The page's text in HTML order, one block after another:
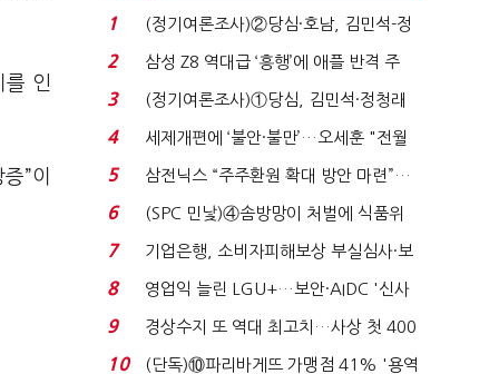
를 인
”이
1
(정기여론조사)②당심·호남, 김민석-정
청래 '초접전'...
2
삼성 Z8 역대급 ‘흥행’에 애플 반격 주
목…9월 ‘폴...
3
(정기여론조사)①당심, 김민석·정청래
'초접전'…대통령 ...
4
세제개편에 ‘불안·불만’…오세훈 "전월
세 구하기 더 ...
5
삼전닉스 “주주환원 확대 방안 마련”…
로이터에 성명...
6
(SPC 민낯)④솜방망이 처벌에 식품위
생법 위반 반복...
7
기업은행, 소비자피해보상 부실심사·보
이스피싱 공시 ...
8
영업익 늘린 LGU+…보안·AIDC '신사
업 드라이브'...
9
경상수지 또 역대 최고치…사상 첫 400
억달러에 '3% 성...
10
(단독)⑩파리바게뜨 가맹점 41% '용역